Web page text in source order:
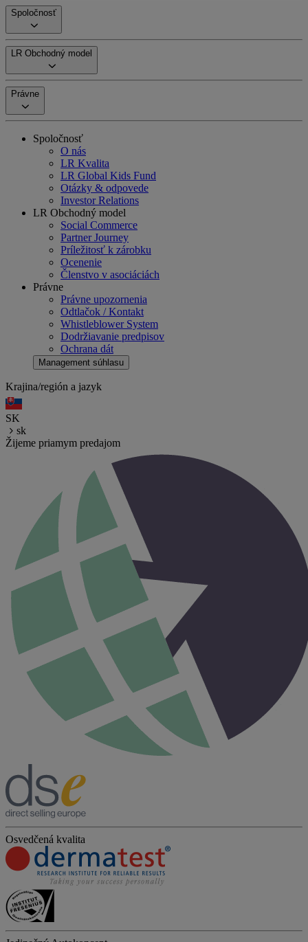
Spoločnosť
LR Obchodný model
Právne
Spoločnosť
O nás
LR Kvalita
LR Global Kids Fund
Otázky & odpovede
Investor Relations
LR Obchodný model
Social Commerce
Partner Journey
Príležitosť k zárobku
Ocenenie
Členstvo v asociáciách
Právne
Právne upozornenia
Odtlačok / Kontakt
Whistleblower System
Dodržiavanie predpisov
Ochrana dát
Management súhlasu
Krajina/región a jazyk
SK
sk
Žijeme priamym predajom
Osvedčená kvalita